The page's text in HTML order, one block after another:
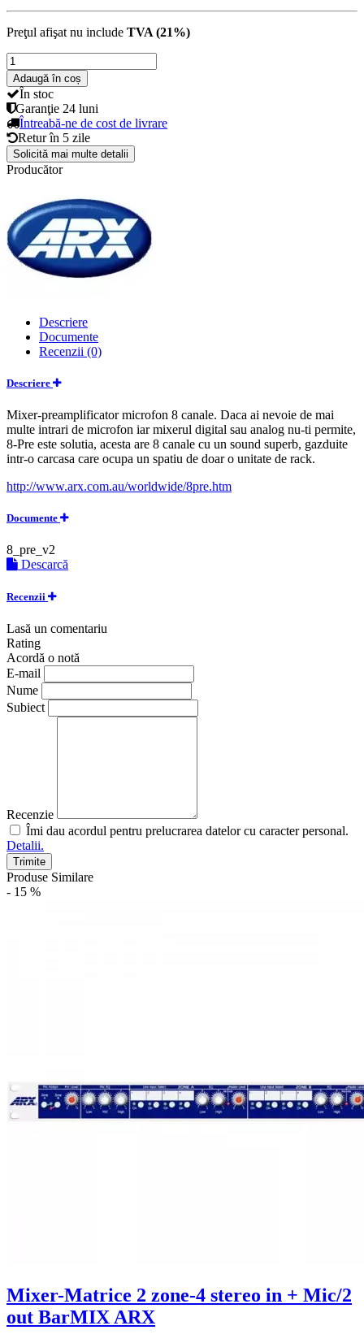
Preţul afişat nu include TVA (21%)
Adaugă în coș
În stoc
Garanţie 24 luni
Întreabă-ne de cost de livrare
Retur în 5 zile
Solicită mai multe detalii
Producător
Descriere
Documente
Recenzii (0)
Descriere
Mixer-preamplificator microfon 8 canale. Daca ai nevoie de mai
multe intrari de microfon iar mixerul digital sau analog nu-ti permite,
8-Pre este solutia, acesta are 8 canale cu un sound superb, gazduite
intr-o carcasa care ocupa un spatiu de doar o unitate de rack.
http://www.arx.com.au/worldwide/8pre.htm
Documente
8_pre_v2
Descarcă
Recenzii
Lasă un comentariu
Rating
Acordă o notă
E-mail
Nume
Subiect
Recenzie
Îmi dau acordul pentru prelucrarea datelor cu caracter personal.
Detalii.
Trimite
Produse Similare
- 15 %
Mixer-Matrice 2 zone-4 stereo in + Mic/2
out BarMIX ARX